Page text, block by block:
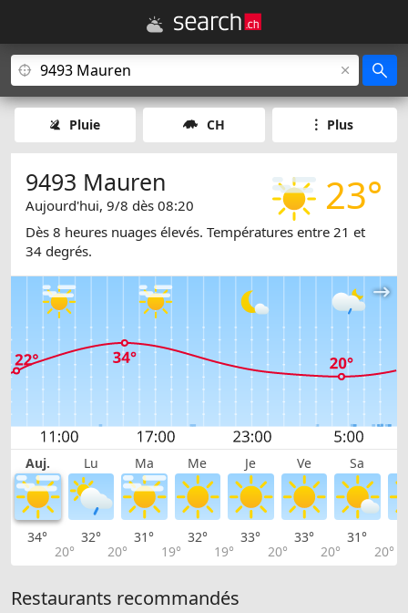
Pluie CH Plus
23°
9493 Mauren
Aujourd'hui, 9/8 dès 08:20
Dès 8 heures nuages élevés. Températures entre 21 et
34 degrés.
Auj. Lu Ma Me Je Ve Sa
34°
20°
32°
20°
31°
19°
32°
19°
33°
20°
33°
20°
31°
20°
Restaurants recommandés